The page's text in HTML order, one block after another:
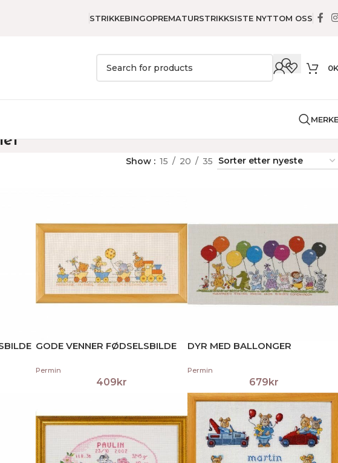
STRIKKEBINGOPREMATURSTRIKKSISTE NYTTOM OSS
0
Show 15 20 35
GODE VENNER FØDSELSBILDE
Permin
409 kr
DYR MED BALLONGER
Permin
679 kr